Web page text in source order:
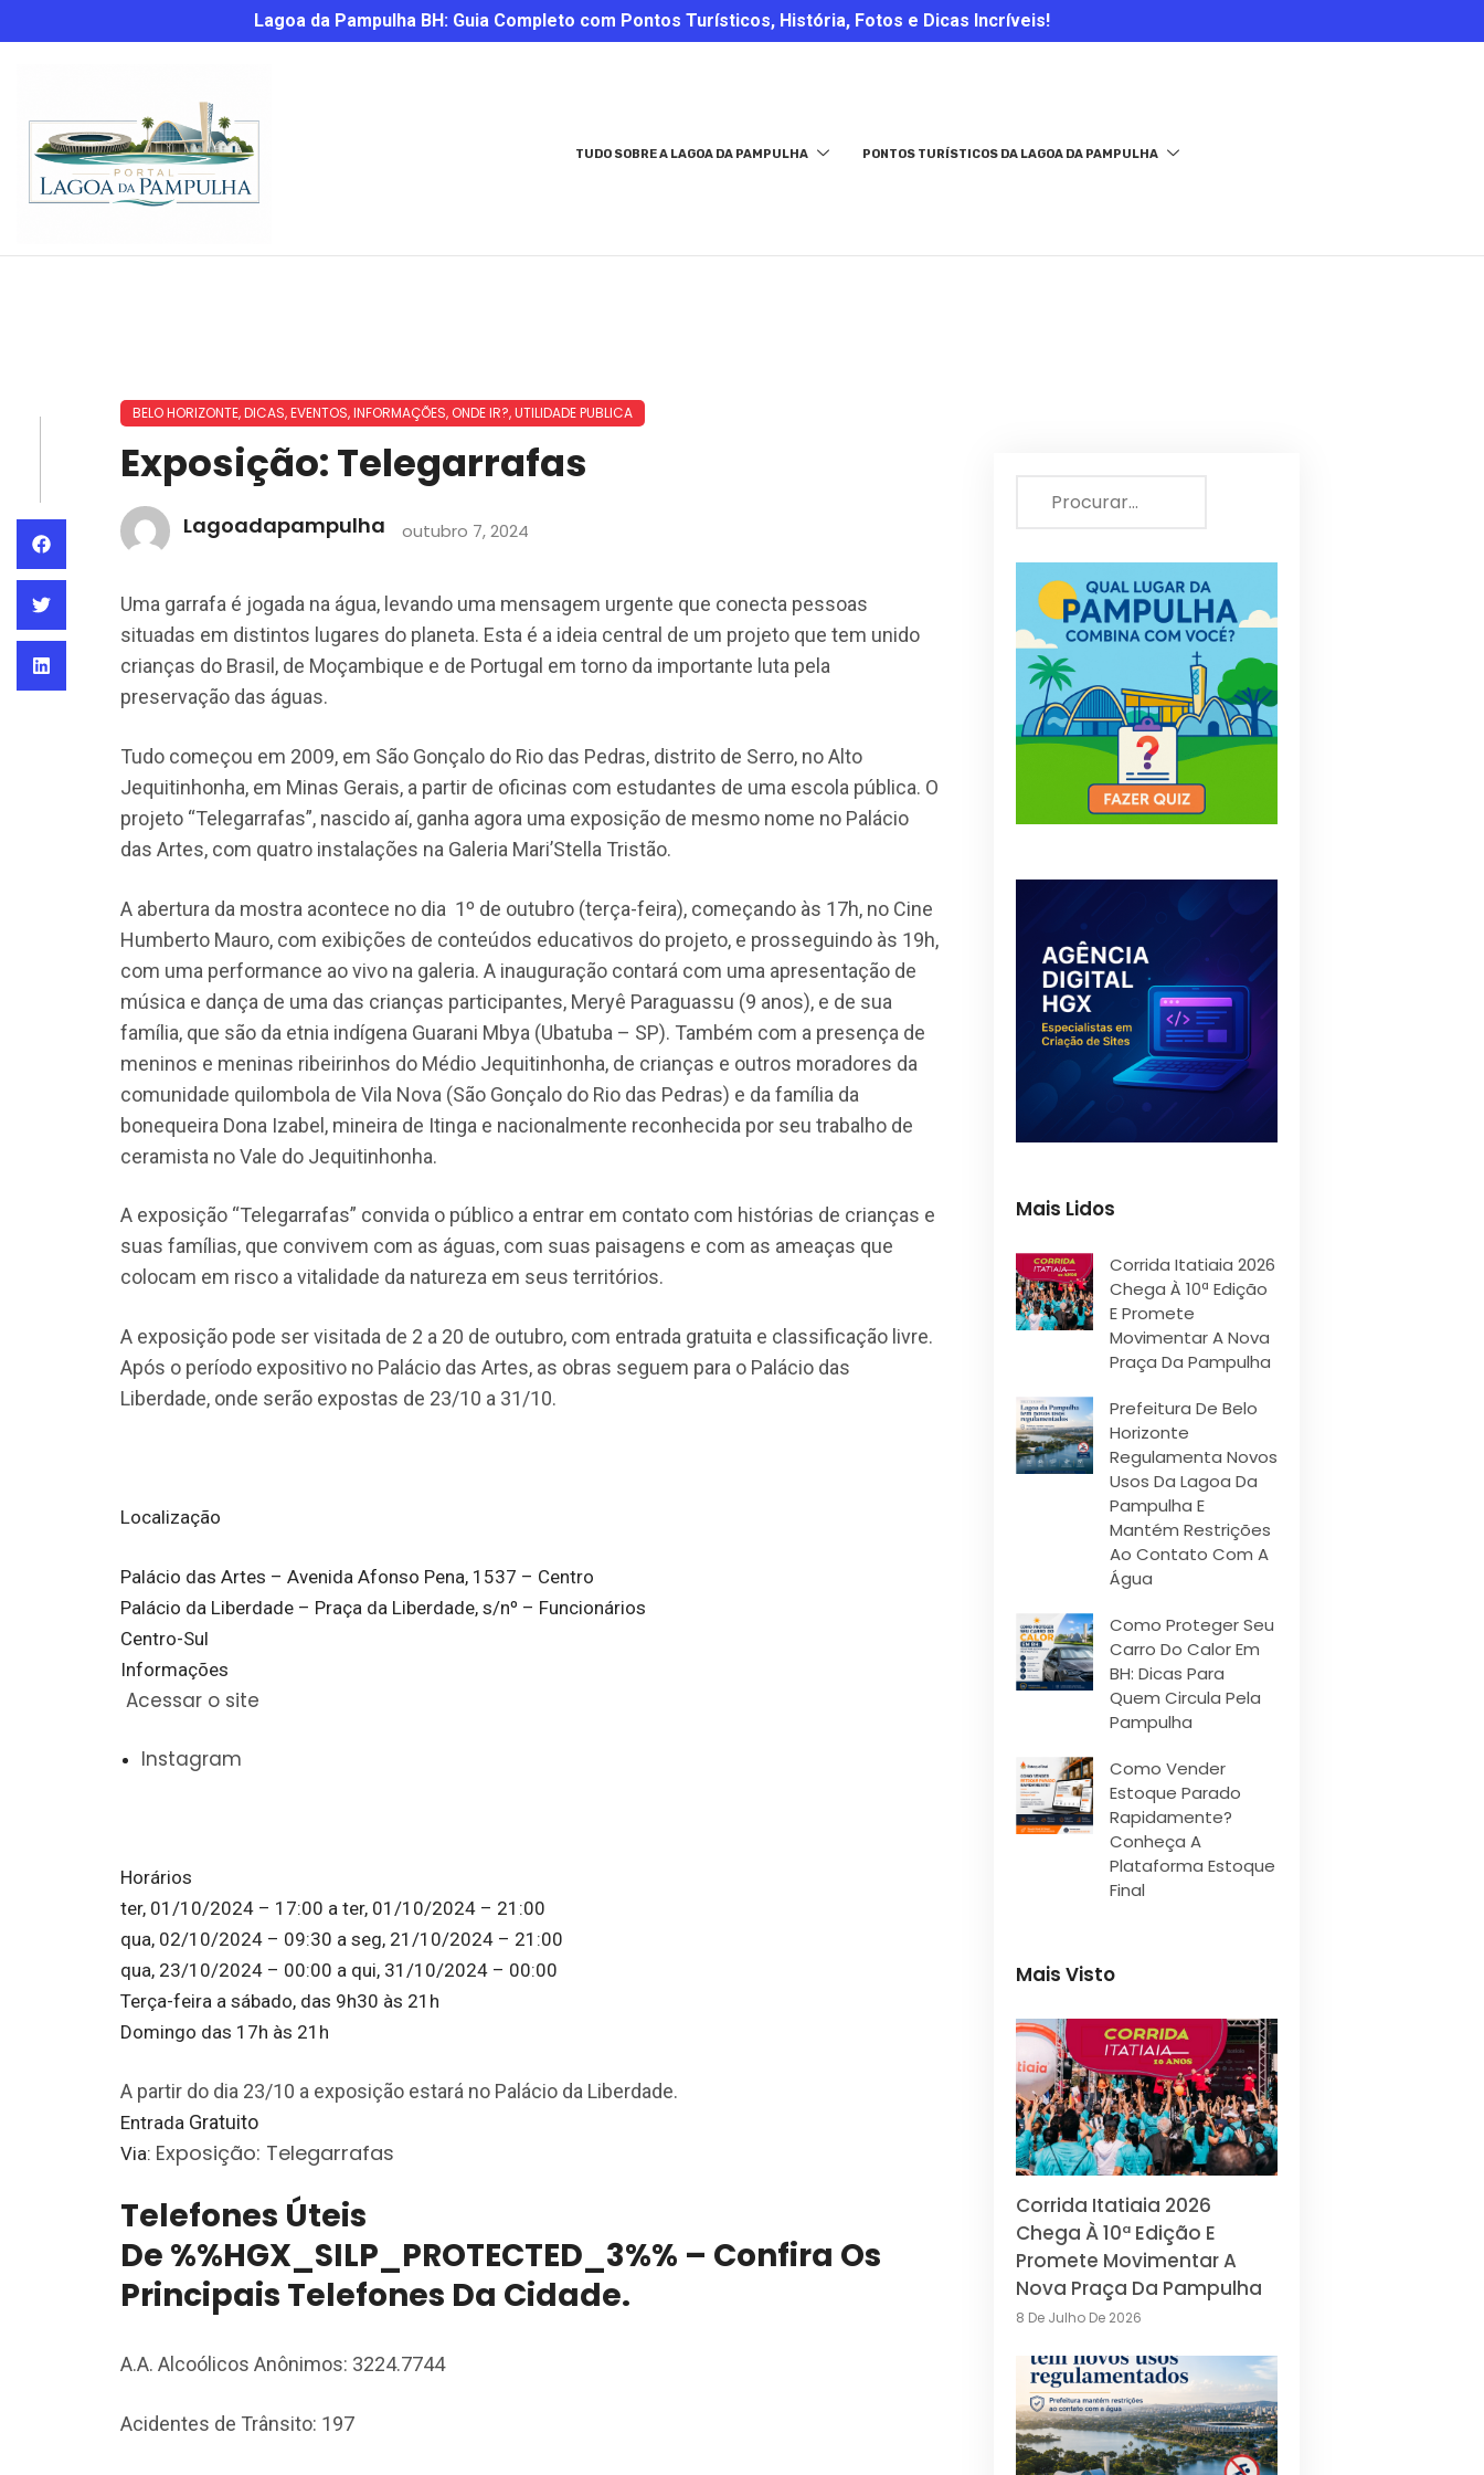
Lagoa da Pampulha BH: Guia Completo com Pontos Turísticos, História, Fotos e Dicas Incríveis!
TUDO SOBRE A LAGOA DA PAMPULHA PONTOS TURÍSTICOS DA LAGOA DA PAMPULHA
BELO HORIZONTE,DICAS,EVENTOS,INFORMAÇÕES, ONDE IR?,UTILIDADE PUBLICA
Exposição: Telegarrafas
Lagoadapampulha outubro 7, 2024
Uma garrafa é jogada na água, levando uma mensagem urgente que conecta pessoas
situadas em distintos lugares do planeta. Esta é a ideia central de um projeto que tem unido
crianças do Brasil, de Moçambique e de Portugal em torno da importante luta pela
preservação das águas.
Tudo começou em 2009, em São Gonçalo do Rio das Pedras, distrito de Serro, no Alto
Jequitinhonha, em Minas Gerais, a partir de oficinas com estudantes de uma escola pública. O
projeto “Telegarrafas”, nascido aí, ganha agora uma exposição de mesmo nome no Palácio
das Artes, com quatro instalações na Galeria Mari’Stella Tristão.
A abertura da mostra acontece no dia 1º de outubro (terça-feira), começando às 17h, no Cine
Humberto Mauro, com exibições de conteúdos educativos do projeto, e prosseguindo às 19h,
com uma performance ao vivo na galeria. A inauguração contará com uma apresentação de
música e dança de uma das crianças participantes, Meryê Paraguassu (9 anos), e de sua
família, que são da etnia indígena Guarani Mbya (Ubatuba – SP). Também com a presença de
meninos e meninas ribeirinhos do Médio Jequitinhonha, de crianças e outros moradores da
comunidade quilombola de Vila Nova (São Gonçalo do Rio das Pedras) e da família da
bonequeira Dona Izabel, mineira de Itinga e nacionalmente reconhecida por seu trabalho de
ceramista no Vale do Jequitinhonha.
A exposição “Telegarrafas” convida o público a entrar em contato com histórias de crianças e
suas famílias, que convivem com as águas, com suas paisagens e com as ameaças que
colocam em risco a vitalidade da natureza em seus territórios.
A exposição pode ser visitada de 2 a 20 de outubro, com entrada gratuita e classificação livre.
Após o período expositivo no Palácio das Artes, as obras seguem para o Palácio das
Liberdade, onde serão expostas de 23/10 a 31/10.
Localização
Palácio das Artes – Avenida Afonso Pena, 1537 – Centro
Palácio da Liberdade – Praça da Liberdade, s/nº – Funcionários
Centro-Sul
Informações
Acessar o site
Instagram
Horários
ter, 01/10/2024 – 17:00 a ter, 01/10/2024 – 21:00
qua, 02/10/2024 – 09:30 a seg, 21/10/2024 – 21:00
qua, 23/10/2024 – 00:00 a qui, 31/10/2024 – 00:00
Terça-feira a sábado, das 9h30 às 21h
Domingo das 17h às 21h
A partir do dia 23/10 a exposição estará no Palácio da Liberdade.
Entrada Gratuito
Via: Exposição: Telegarrafas
Telefones Úteis
De %%HGX_SILP_PROTECTED_3%% – Confira Os
Principais Telefones Da Cidade.
A.A. Alcoólicos Anônimos: 3224.7744
Acidentes de Trânsito: 197
Mais Lidos
Corrida Itatiaia 2026
Chega À 10ª Edição
E Promete
Movimentar A Nova
Praça Da Pampulha
Prefeitura De Belo
Horizonte
Regulamenta Novos
Usos Da Lagoa Da
Pampulha E
Mantém Restrições
Ao Contato Com A
Água
Como Proteger Seu
Carro Do Calor Em
BH: Dicas Para
Quem Circula Pela
Pampulha
Como Vender
Estoque Parado
Rapidamente?
Conheça A
Plataforma Estoque
Final
Mais Visto
Corrida Itatiaia 2026
Chega À 10ª Edição E
Promete Movimentar A
Nova Praça Da Pampulha
8 De Julho De 2026